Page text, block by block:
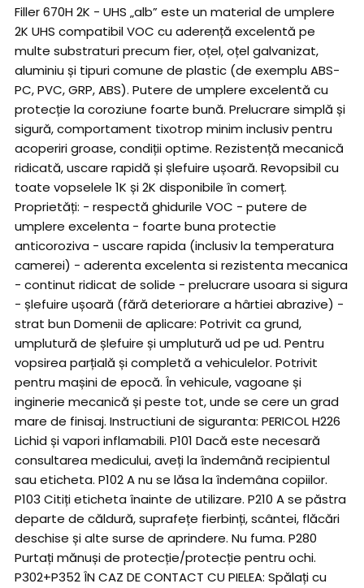
Filler 670H 2K - UHS „alb” este un material de umplere
2K UHS compatibil VOC cu aderență excelentă pe
multe substraturi precum fier, oțel, oțel galvanizat,
aluminiu și tipuri comune de plastic (de exemplu ABS-
PC, PVC, GRP, ABS). Putere de umplere excelentă cu
protecție la coroziune foarte bună. Prelucrare simplă și
sigură, comportament tixotrop minim inclusiv pentru
acoperiri groase, condiții optime. Rezistență mecanică
ridicată, uscare rapidă și șlefuire ușoară. Revopsibil cu
toate vopselele 1K și 2K disponibile în comerț.
Proprietăți: - respectă ghidurile VOC - putere de
umplere excelenta - foarte buna protectie
anticoroziva - uscare rapida (inclusiv la temperatura
camerei) - aderenta excelenta si rezistenta mecanica
- continut ridicat de solide - prelucrare usoara si sigura
- șlefuire ușoară (fără deteriorare a hârtiei abrazive) -
strat bun Domenii de aplicare: Potrivit ca grund,
umplutură de șlefuire și umplutură ud pe ud. Pentru
vopsirea parțială și completă a vehiculelor. Potrivit
pentru mașini de epocă. În vehicule, vagoane și
inginerie mecanică și peste tot, unde se cere un grad
mare de finisaj. Instructiuni de siguranta: PERICOL H226
Lichid și vapori inflamabili. P101 Dacă este necesară
consultarea medicului, aveți la îndemână recipientul
sau eticheta. P102 A nu se lăsa la îndemâna copiilor.
P103 Citiți eticheta înainte de utilizare. P210 A se păstra
departe de căldură, suprafețe fierbinți, scântei, flăcări
deschise și alte surse de aprindere. Nu fuma. P280
Purtați mănuși de protecție/protecție pentru ochi.
P302+P352 ÎN CAZ DE CONTACT CU PIELEA: Spălați cu